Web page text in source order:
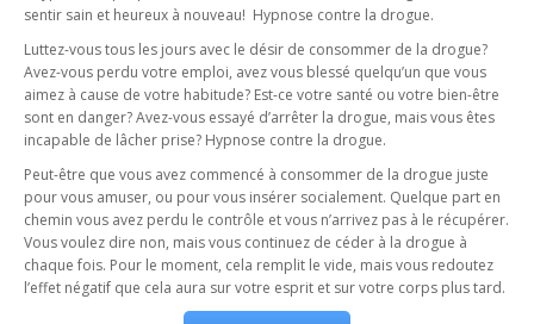
sentir sain et heureux à nouveau! Hypnose contre la drogue.
Luttez-vous tous les jours avec le désir de consommer de la drogue?
Avez-vous perdu votre emploi, avez vous blessé quelqu’un que vous
aimez à cause de votre habitude? Est-ce votre santé ou votre bien-être
sont en danger? Avez-vous essayé d’arrêter la drogue, mais vous êtes
incapable de lâcher prise? Hypnose contre la drogue.
Peut-être que vous avez commencé à consommer de la drogue juste
pour vous amuser, ou pour vous insérer socialement. Quelque part en
chemin vous avez perdu le contrôle et vous n’arrivez pas à le récupérer.
Vous voulez dire non, mais vous continuez de céder à la drogue à
chaque fois. Pour le moment, cela remplit le vide, mais vous redoutez
l’effet négatif que cela aura sur votre esprit et sur votre corps plus tard.